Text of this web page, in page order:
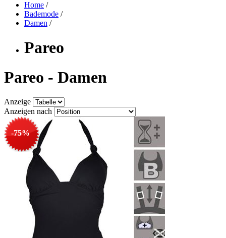
Home /
Bademode /
Damen /
Pareo
Pareo - Damen
Anzeige
Anzeigen nach
-75%